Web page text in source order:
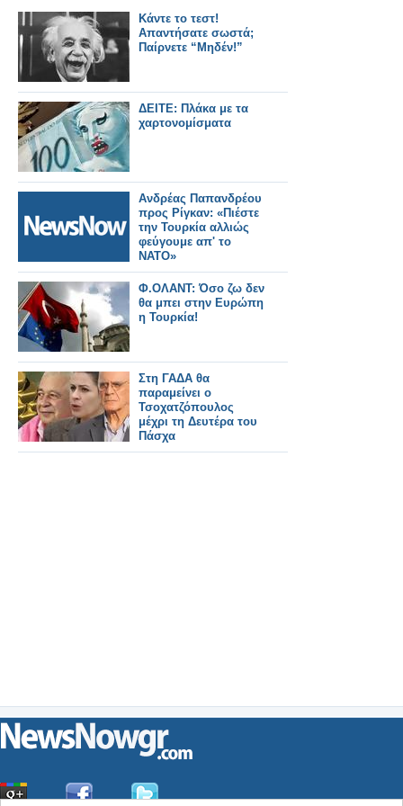
Κάντε το τεστ!
Απαντήσατε σωστά;
Παίρνετε “Μηδέν!”
ΔΕΙΤΕ: Πλάκα με τα
χαρτονομίσματα
Ανδρέας Παπανδρέου
προς Ρίγκαν: «Πιέστε
την Τουρκία αλλιώς
φεύγουμε απ' το
ΝΑΤΟ»
Φ.ΟΛΑΝΤ: Όσο ζω δεν
θα μπει στην Ευρώπη
η Τουρκία!
Στη ΓΑΔΑ θα
παραμείνει ο
Τσοχατζόπουλος
μέχρι τη Δευτέρα του
Πάσχα